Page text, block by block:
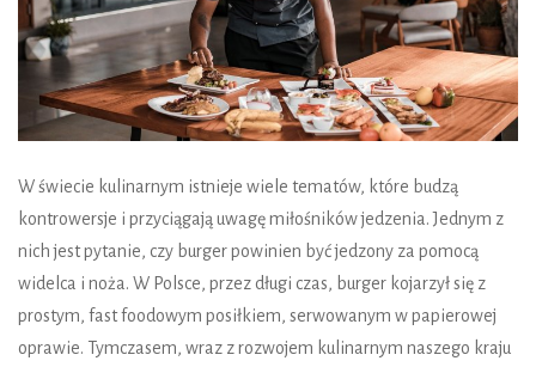
W świecie kulinarnym istnieje wiele tematów, które budzą
kontrowersje i przyciągają uwagę miłośników jedzenia. Jednym z
nich jest pytanie, czy burger powinien być jedzony za pomocą
widelca i noża. W Polsce, przez długi czas, burger kojarzył się z
prostym, fast foodowym posiłkiem, serwowanym w papierowej
oprawie. Tymczasem, wraz z rozwojem kulinarnym naszego kraju